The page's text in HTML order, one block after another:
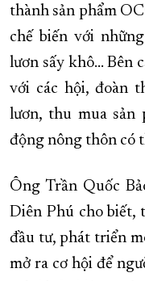
thành sản phẩm
chế biến với
lươn sấy khô… Bên
với các hội, đoàn
lươn, thu mua sản
động nông thôn có
Ông Trần Quốc
Diên Phú cho biết,
đầu tư, phát triển
mở ra cơ hội để